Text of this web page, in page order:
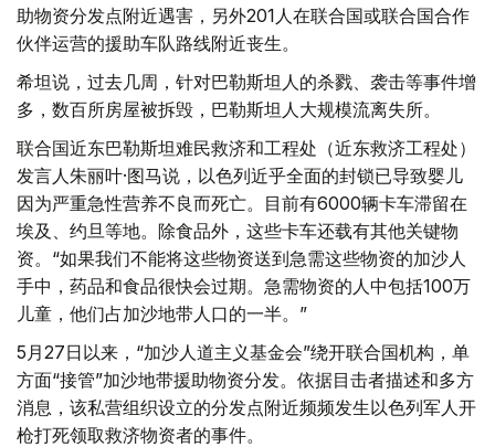
助物资分发点附近遇害，另外201人在联合国或联合国合作
伙伴运营的援助车队路线附近丧生。
希坦说，过去几周，针对巴勒斯坦人的杀戮、袭击等事件增
多，数百所房屋被拆毁，巴勒斯坦人大规模流离失所。
联合国近东巴勒斯坦难民救济和工程处（近东救济工程处）
发言人朱丽叶·图马说，以色列近乎全面的封锁已导致婴儿
因为严重急性营养不良而死亡。目前有6000辆卡车滞留在
埃及、约旦等地。除食品外，这些卡车还载有其他关键物
资。“如果我们不能将这些物资送到急需这些物资的加沙人
手中，药品和食品很快会过期。急需物资的人中包括100万
儿童，他们占加沙地带人口的一半。”
5月27日以来，“加沙人道主义基金会”绕开联合国机构，单
方面“接管”加沙地带援助物资分发。依据目击者描述和多方
消息，该私营组织设立的分发点附近频频发生以色列军人开
枪打死领取救济物资者的事件。